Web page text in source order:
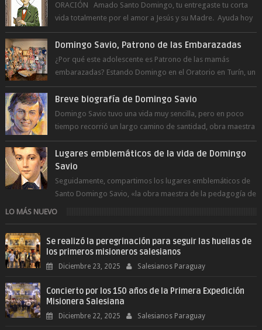
ORACIÓN Amado Santo Domingo, tu entregaste tu corta
vida totalmente por el amor a Jesús y su Madre. Ayuda hoy
a la juventud para ...
Domingo Savio, Patrono de las Embarazadas
¿Por qué este adolescente es Patrono de las mamás
embarazadas? Estando Domingo en el Oratorio en Turín, un
día le pide a Don Bosco...
Breve biografía de Domingo Savio
Domingo Savio tuvo una vida muy sencilla, pero en poco
tiempo recorrió un largo camino de santidad, obra maestra
del Espíritu Santo y fr...
Lugares emblemáticos de la vida de Domingo
Savio
Seguidamente, compartimos los lugares emblemáticos de
Santo Domingo Savio, «la obra maestra de la pedagogía de
Don Bosco». San Giovann...
LO MÁS NUEVO
Se realizó la peregrinación para seguir las huellas de
los primeros misioneros salesianos
Diciembre 23, 2025 Salesianos Paraguay
Concierto por los 150 años de la Primera Expedición
Misionera Salesiana
Diciembre 22, 2025 Salesianos Paraguay